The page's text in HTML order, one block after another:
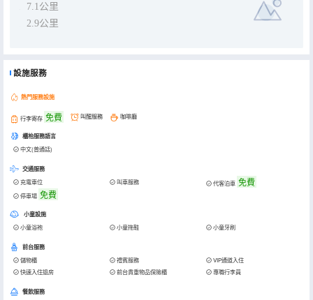
7.1公里
2.9公里
設施服務
熱門服務設施
行李寄存 免費 叫醒服務 咖啡廳
櫃枱服務語言
中文(普通話)
交通服務
充電車位 叫車服務 代客泊車 免費
停車場 免費
小童設施
小童浴袍 小童拖鞋 小童牙刷
前台服務
儲物櫃 禮賓服務
VIP通道入住
快速入住退房
前台貴重物品保險櫃 專職行李員
餐飲服務